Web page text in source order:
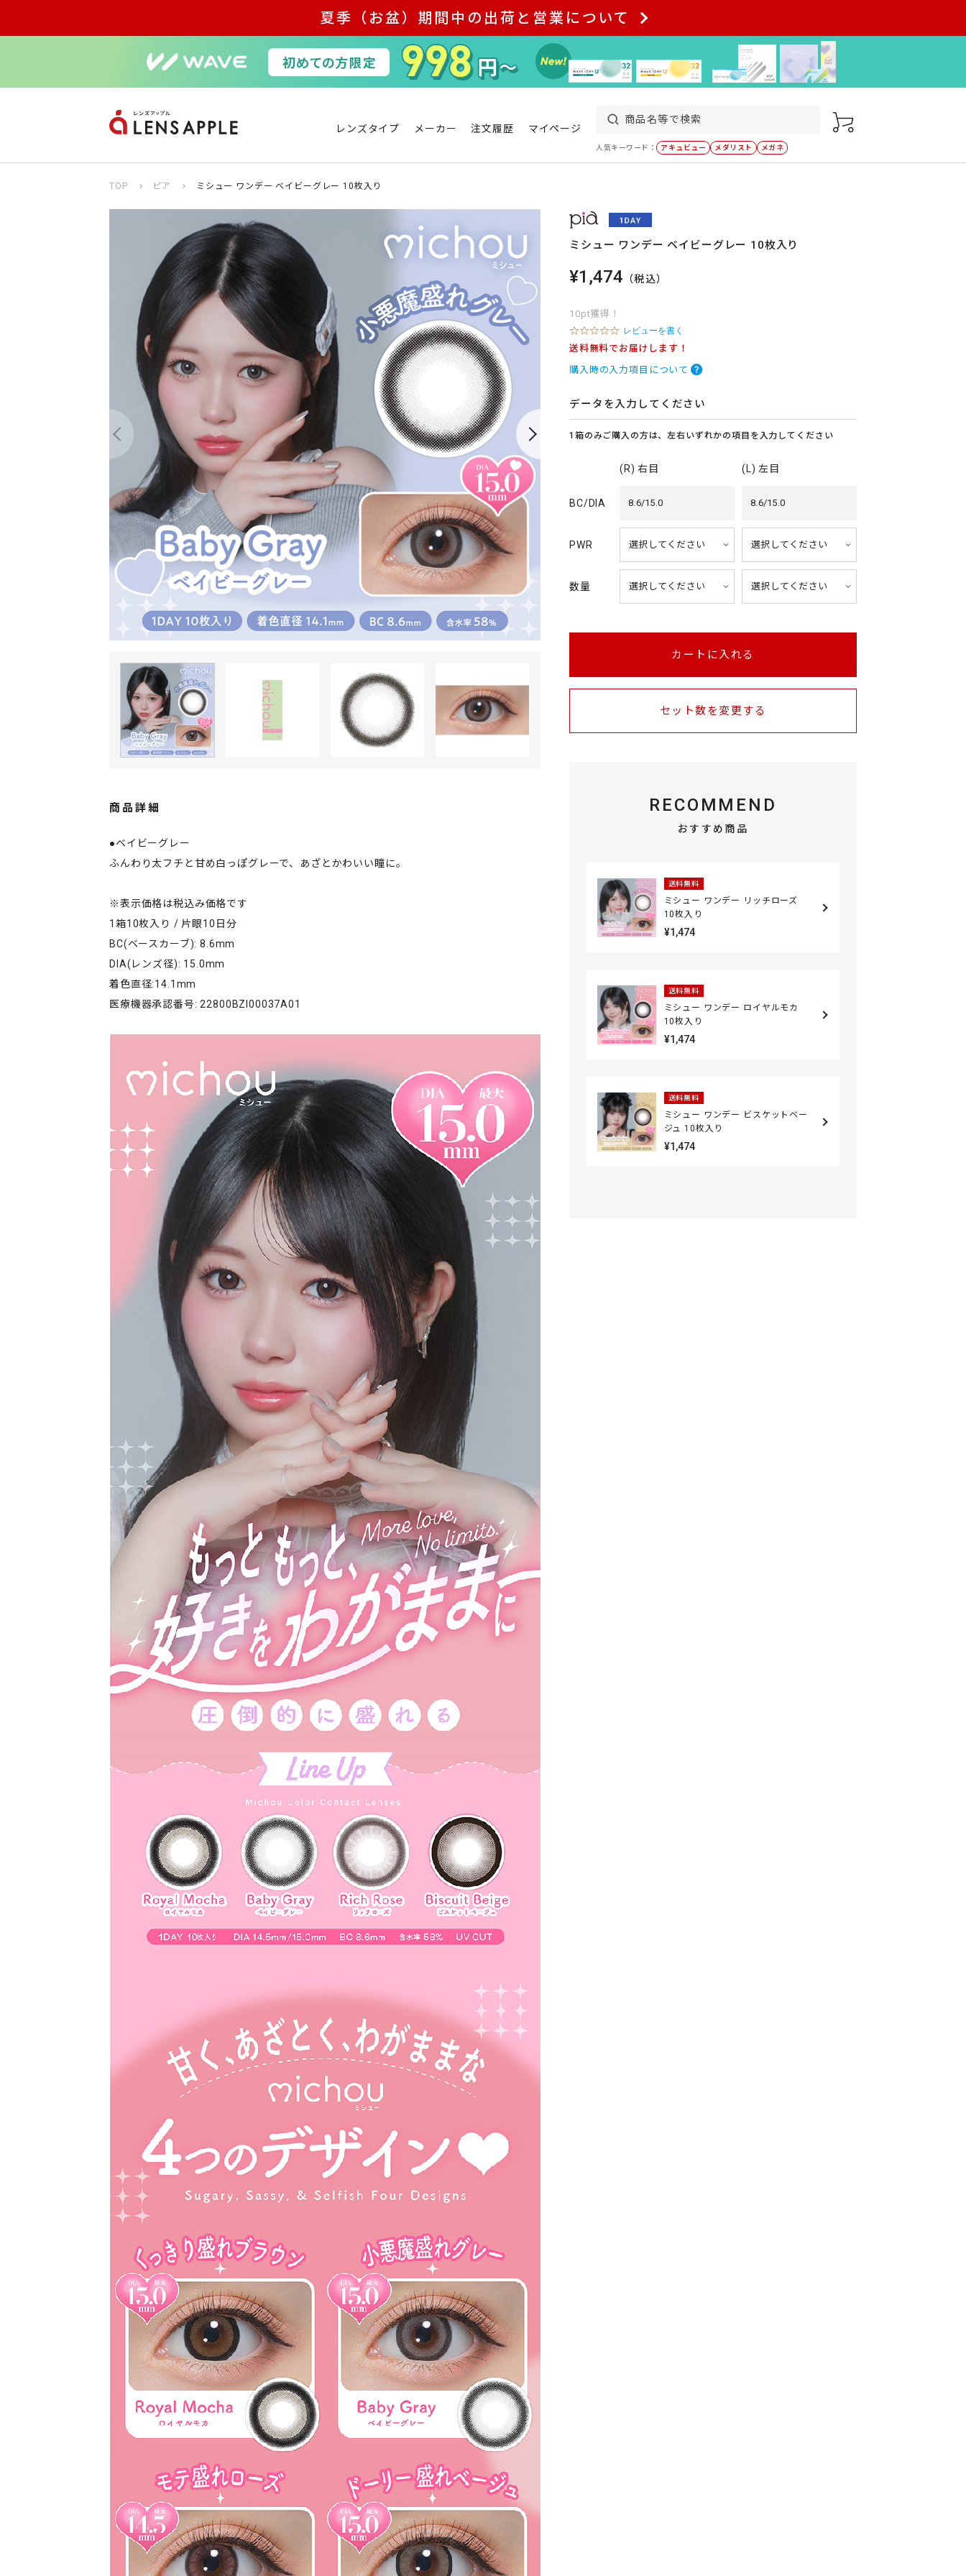
夏季（お盆）期間中の出荷と営業について
レンズタイプ メーカー 注文履歴 マイページ
人気キーワード： アキュビュー メダリスト メガネ
TOP ピア ミシュー ワンデー ベイビーグレー 10枚入り
商品詳細
●ベイビーグレー
ふんわり太フチと甘め白っぽグレーで、あざとかわいい瞳に。
※表示価格は税込み価格です
1箱10枚入り / 片眼10日分
BC(ベースカーブ): 8.6mm
DIA(レンズ径): 15.0mm
着色直径:14.1mm
医療機器承認番号: 22800BZI00037A01
ミシュー ワンデー ベイビーグレー 10枚入り
¥1,474 （税込）
10pt獲得！
0
.
0
s
r
r
a
t
n
g
レビューを書く
送料無料でお届けします！
購入時の入力項目について
データを入力してください
1箱のみご購入の方は、左右いずれかの項目を入力してください
(R) 右目 (L) 左目
BC/DIA 8.6/15.0 8.6/15.0
PWR
数量
カートに入れる
セット数を変更する
RECOMMEND
おすすめ商品
送料無料
ミシュー ワンデー リッチローズ
10枚入り
¥1,474
送料無料
ミシュー ワンデー ロイヤルモカ
10枚入り
¥1,474
送料無料
ミシュー ワンデー ビスケットベー
ジュ 10枚入り
¥1,474